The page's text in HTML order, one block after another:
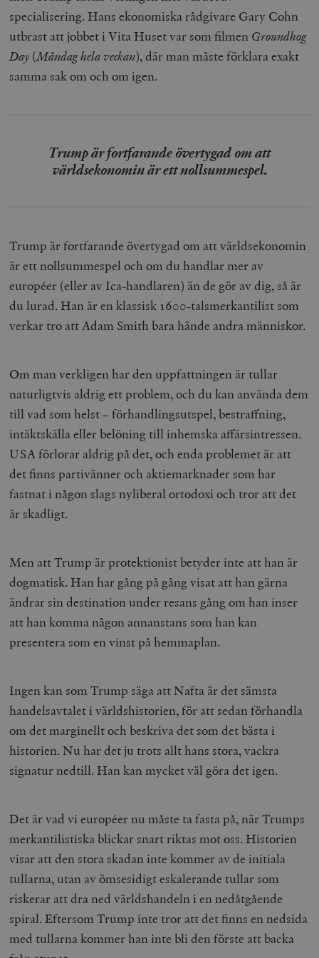
specialisering. Hans ekonomiska rådgivare Gary Cohn
utbrast att jobbet i Vita Huset var som filmen Groundhog
Day (Måndag hela veckan), där man måste förklara exakt
samma sak om och om igen.
Trump är fortfarande övertygad om att
världsekonomin är ett nollsummespel.
Trump är fortfarande övertygad om att världsekonomin
är ett nollsummespel och om du handlar mer av
européer (eller av Ica-handlaren) än de gör av dig, så är
du lurad. Han är en klassisk 1600-talsmerkantilist som
verkar tro att Adam Smith bara hände andra människor.
Om man verkligen har den uppfattningen är tullar
naturligtvis aldrig ett problem, och du kan använda dem
till vad som helst – förhandlingsutspel, bestraffning,
intäktskälla eller belöning till inhemska affärsintressen.
USA förlorar aldrig på det, och enda problemet är att
det finns partivänner och aktiemarknader som har
fastnat i någon slags nyliberal ortodoxi och tror att det
är skadligt.
Men att Trump är protektionist betyder inte att han är
dogmatisk. Han har gång på gång visat att han gärna
ändrar sin destination under resans gång om han inser
att han komma någon annanstans som han kan
presentera som en vinst på hemmaplan.
Ingen kan som Trump säga att Nafta är det sämsta
handelsavtalet i världshistorien, för att sedan förhandla
om det marginellt och beskriva det som det bästa i
historien. Nu har det ju trots allt hans stora, vackra
signatur nedtill. Han kan mycket väl göra det igen.
Det är vad vi européer nu måste ta fasta på, när Trumps
merkantilistiska blickar snart riktas mot oss. Historien
visar att den stora skadan inte kommer av de initiala
tullarna, utan av ömsesidigt eskalerande tullar som
riskerar att dra ned världshandeln i en nedåtgående
spiral. Eftersom Trump inte tror att det finns en nedsida
med tullarna kommer han inte bli den förste att backa